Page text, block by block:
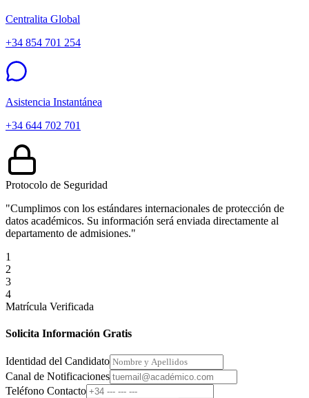
Centralita Global
+34 854 701 254
Asistencia Instantánea
+34 644 702 701
Protocolo de Seguridad
"Cumplimos con los estándares internacionales de protección de
datos académicos. Su información será enviada directamente al
departamento de admisiones."
1
2
3
4
Matrícula Verificada
Solicita Información Gratis
Identidad del Candidato
Canal de Notificaciones
Teléfono Contacto